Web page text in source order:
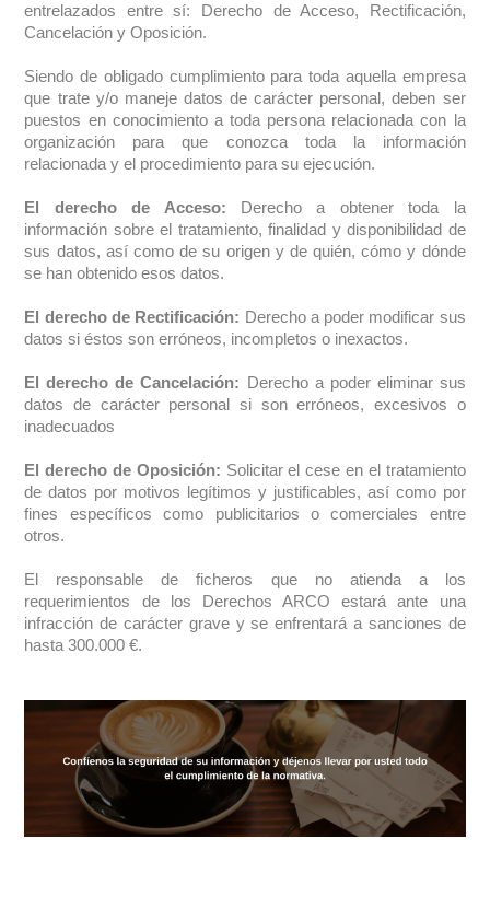
entrelazados entre sí: Derecho de Acceso, Rectificación,
Cancelación y Oposición.
Siendo de obligado cumplimiento para toda aquella empresa
que trate y/o maneje datos de carácter personal, deben ser
puestos en conocimiento a toda persona relacionada con la
organización para que conozca toda la información
relacionada y el procedimiento para su ejecución.
El derecho de Acceso: Derecho a obtener toda la
información sobre el tratamiento, finalidad y disponibilidad de
sus datos, así como de su origen y de quién, cómo y dónde
se han obtenido esos datos.
El derecho de Rectificación: Derecho a poder modificar sus
datos si éstos son erróneos, incompletos o inexactos.
El derecho de Cancelación: Derecho a poder eliminar sus
datos de carácter personal si son erróneos, excesivos o
inadecuados
El derecho de Oposición: Solicitar el cese en el tratamiento
de datos por motivos legítimos y justificables, así como por
fines específicos como publicitarios o comerciales entre
otros.
El responsable de ficheros que no atienda a los
requerimientos de los Derechos ARCO estará ante una
infracción de carácter grave y se enfrentará a sanciones de
hasta 300.000 €.